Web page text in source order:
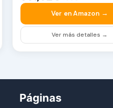
Ver en Amazon →
Ver más detalles →
Páginas